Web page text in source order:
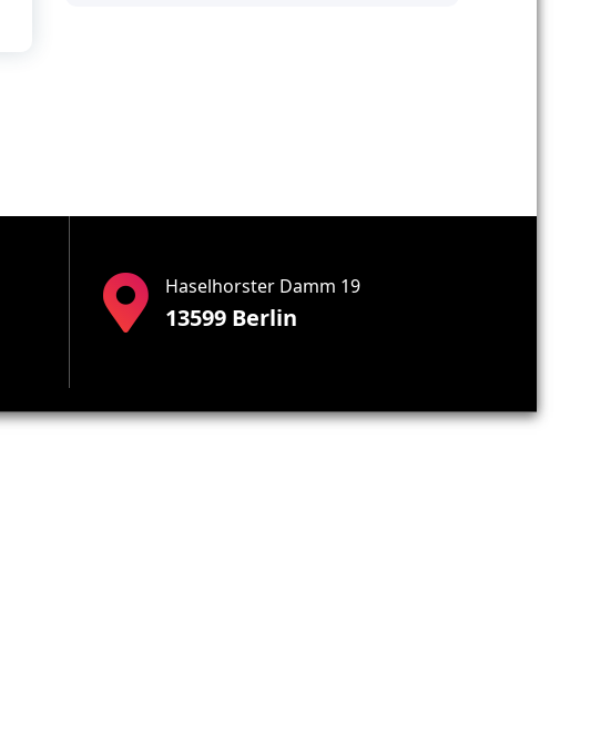
Haselhorster Damm 19
13599 Berlin